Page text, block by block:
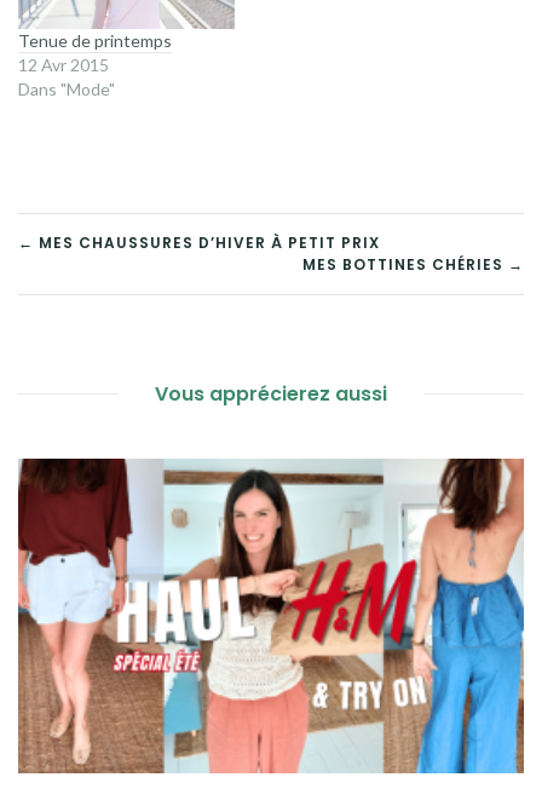
Tenue de printemps
12 Avr 2015
Dans "Mode"
NAVIGATION
DE
← MES CHAUSSURES D’HIVER À PETIT PRIX
MES BOTTINES CHÉRIES →
Vous apprécierez aussi